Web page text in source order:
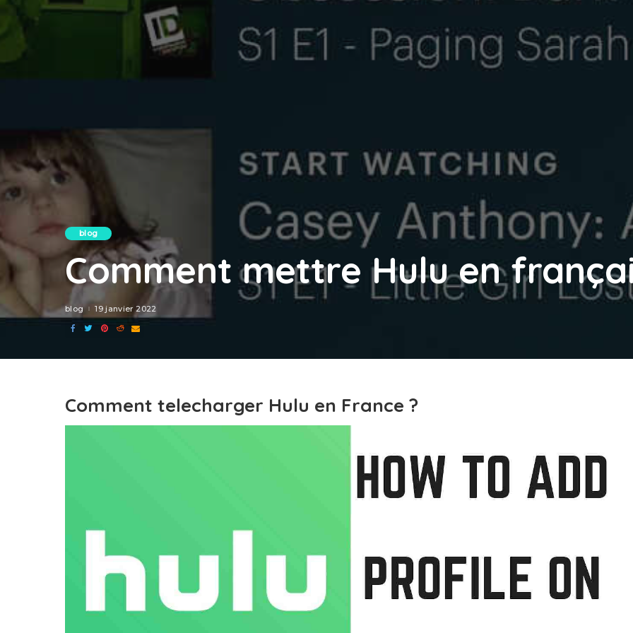
blog
Comment mettre Hulu en
blog 19 janvier 2022
Comment telecharger Hulu en France ?